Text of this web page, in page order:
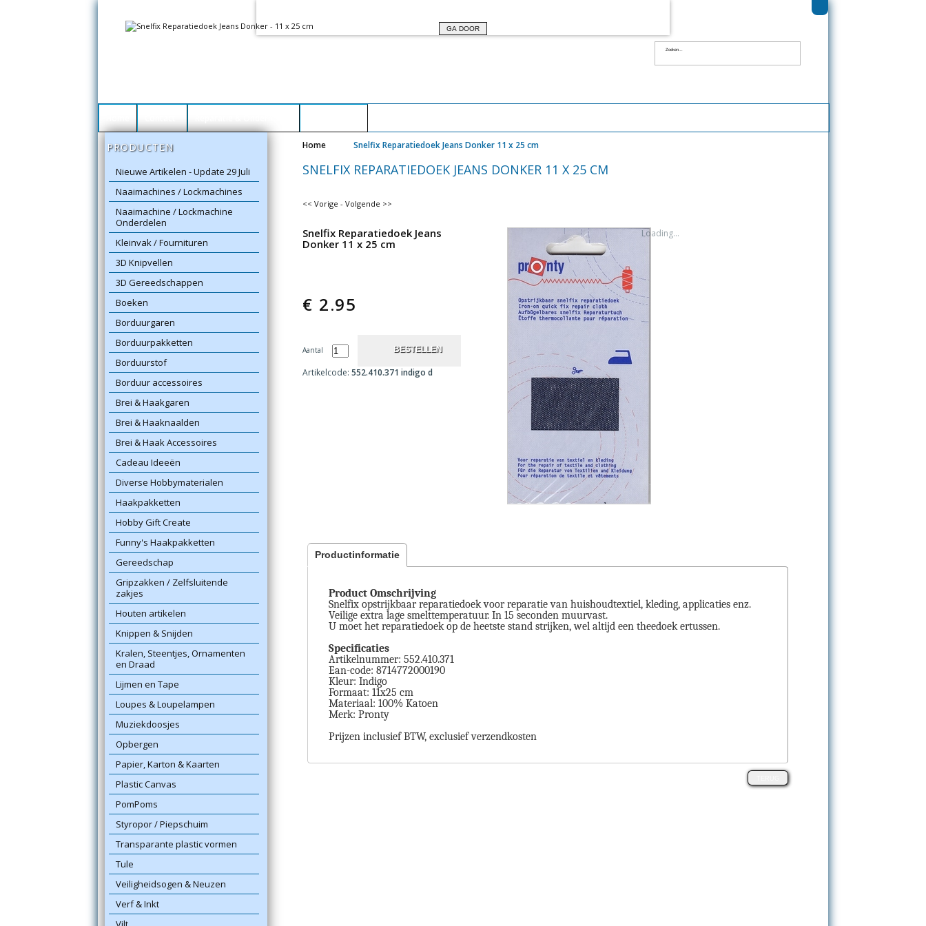
PRODUCTEN
Nieuwe Artikelen - Update 29 Juli
Naaimachines / Lockmachines
Naaimachine / Lockmachine
Onderdelen
Kleinvak / Fournituren
3D Knipvellen
3D Gereedschappen
Boeken
Borduurgaren
Borduurpakketten
Borduurstof
Borduur accessoires
Brei & Haakgaren
Brei & Haaknaalden
Brei & Haak Accessoires
Cadeau Ideeën
Diverse Hobbymaterialen
Haakpakketten
Hobby Gift Create
Funny's Haakpakketten
Gereedschap
Gripzakken / Zelfsluitende
zakjes
Houten artikelen
Knippen & Snijden
Kralen, Steentjes, Ornamenten
en Draad
Lijmen en Tape
Loupes & Loupelampen
Muziekdoosjes
Opbergen
Papier, Karton & Kaarten
Plastic Canvas
PomPoms
Styropor / Piepschuim
Transparante plastic vormen
Tule
Veiligheidsogen & Neuzen
Verf & Inkt
Home Snelfix Reparatiedoek Jeans Donker 11 x 25 cm
SNELFIX REPARATIEDOEK JEANS DONKER 11 X 25 CM
<< Vorige - Volgende >>
Snelfix Reparatiedoek Jeans
Donker 11 x 25 cm
€ 2.95
Aantal
Artikelcode: 552.410.371 indigo d
Loading...
Productinformatie
Product Omschrijving
Snelfix opstrijkbaar reparatiedoek voor reparatie van huishoudtextiel, kleding, applicaties enz.
Veilige extra lage smelttemperatuur. In 15 seconden muurvast.
U moet het reparatiedoek op de heetste stand strijken, wel altijd een theedoek ertussen.
Specificaties
Artikelnummer: 552.410.371
Ean-code: 8714772000190
Kleur: Indigo
Formaat: 11x25 cm
Materiaal: 100% Katoen
Merk: Pronty
Prijzen inclusief BTW, exclusief verzendkosten